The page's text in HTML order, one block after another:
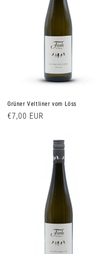
Grüner Veltliner vom Löss
Normaler
€7,00 EUR